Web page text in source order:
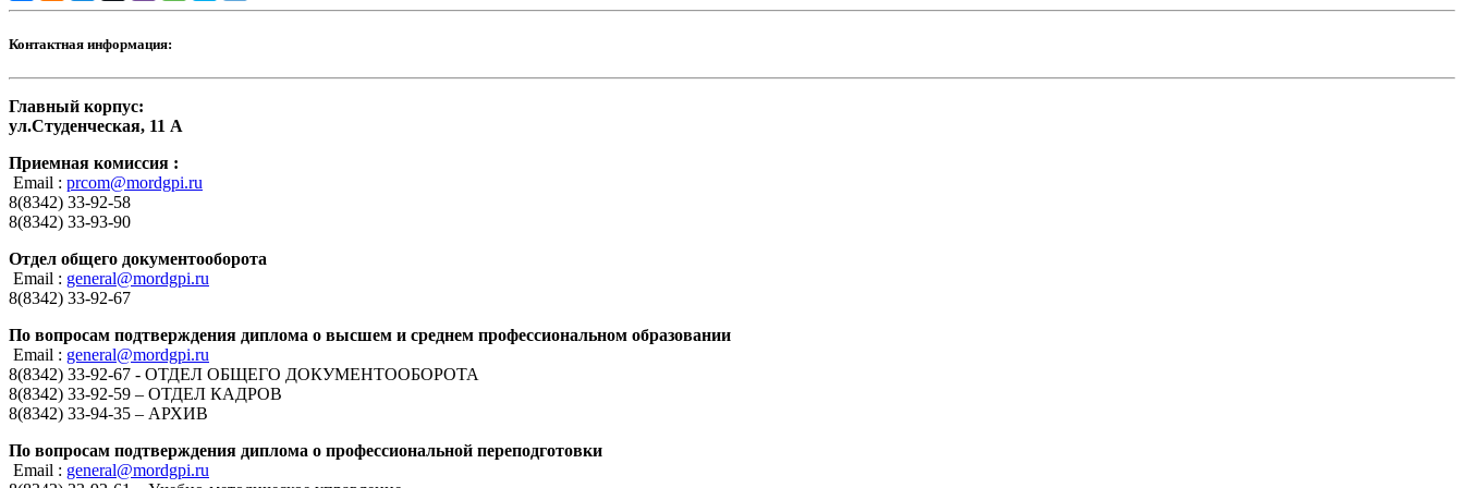
Контактная информация:
Главный корпус:
ул.Студенческая, 11 А
Приемная комиссия :
Email : prcom@mordgpi.ru
8(8342) 33-92-58
8(8342) 33-93-90
Отдел общего документооборота
Email : general@mordgpi.ru
8(8342) 33-92-67
По вопросам подтверждения диплома о высшем и среднем профессиональном образовании
Email : general@mordgpi.ru
8(8342) 33-92-67 - ОТДЕЛ ОБЩЕГО ДОКУМЕНТООБОРОТА
8(8342) 33-92-59 – ОТДЕЛ КАДРОВ
8(8342) 33-94-35 – АРХИВ
По вопросам подтверждения диплома о профессиональной переподготовки
Email : general@mordgpi.ru